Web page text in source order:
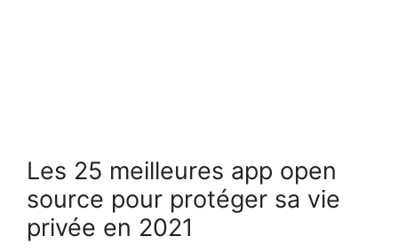
Les 25 meilleures app open
source pour protéger sa vie
privée en 2021